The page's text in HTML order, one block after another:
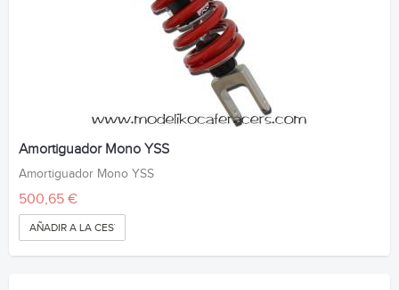
Amortiguador Mono YSS
Amortiguador Mono YSS
500,65 €
AÑADIR A LA CESTA